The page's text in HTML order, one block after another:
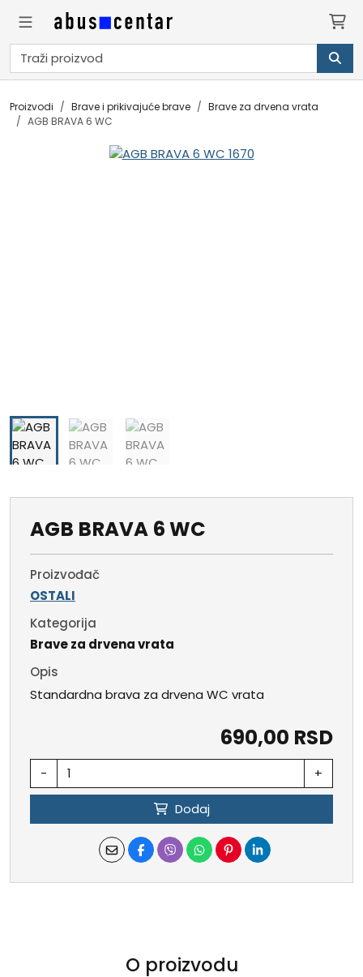
Proizvodi Brave i prikivajuće brave
Brave za drvena vrata
AGB BRAVA 6 WC
AGB BRAVA 6 WC
Proizvođač
OSTALI
Kategorija
Brave za drvena vrata
Opis
Standardna brava za drvena WC vrata
690,00 RSD
- +
Dodaj
O proizvodu